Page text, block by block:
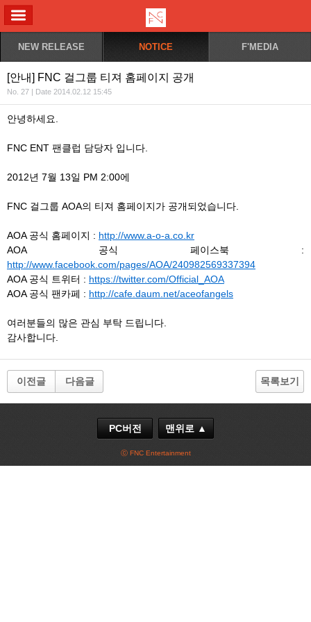
NEW RELEASE NOTICE F'MEDIA
[안내] FNC 걸그룹 티져 홈페이지 공개
No. 27 | Date 2014.02.12 15:45
안녕하세요.
FNC ENT 팬클럽 담당자 입니다.
2012년 7월 13일 PM 2:00에
FNC 걸그룹 AOA의 티져 홈페이지가 공개되었습니다.
AOA 공식 홈페이지 : http://www.a-o-a.co.kr
AOA 공식 페이스북 :
http://www.facebook.com/pages/AOA/240982569337394
AOA 공식 트위터 : https://twitter.com/Official_AOA
AOA 공식 팬카페 : http://cafe.daum.net/aceofangels
여러분들의 많은 관심 부탁 드립니다.
감사합니다.
이전글 다음글 목록보기
PC버전 맨위로 ▲
ⓒ FNC Entertainment